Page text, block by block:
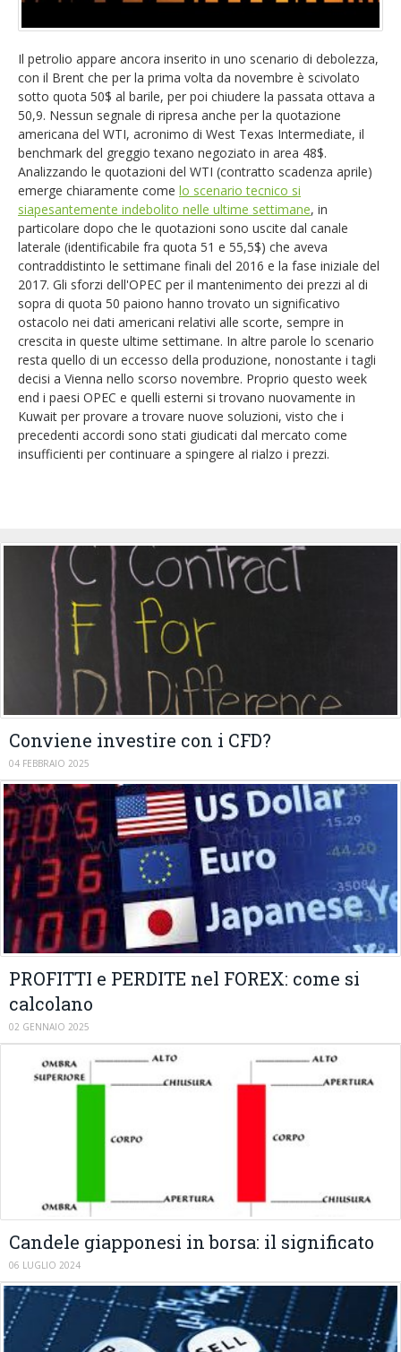
GBP/USD
Ftse Mib
Altri
English version
Il petrolio appare ancora inserito in uno scenario di debolezza,
con il Brent che per la prima volta da novembre è scivolato
sotto quota 50$ al barile, per poi chiudere la passata ottava a
50,9. Nessun segnale di ripresa anche per la quotazione
americana del WTI, acronimo di West Texas Intermediate, il
benchmark del greggio texano negoziato in area 48$.
Analizzando le quotazioni del WTI (contratto scadenza aprile)
emerge chiaramente come lo scenario tecnico si
siapesantemente indebolito nelle ultime settimane, in
particolare dopo che le quotazioni sono uscite dal canale
laterale (identificabile fra quota 51 e 55,5$) che aveva
contraddistinto le settimane finali del 2016 e la fase iniziale del
2017. Gli sforzi dell'OPEC per il mantenimento dei prezzi al di
sopra di quota 50 paiono hanno trovato un significativo
ostacolo nei dati americani relativi alle scorte, sempre in
crescita in queste ultime settimane. In altre parole lo scenario
resta quello di un eccesso della produzione, nonostante i tagli
decisi a Vienna nello scorso novembre. Proprio questo week
end i paesi OPEC e quelli esterni si trovano nuovamente in
Kuwait per provare a trovare nuove soluzioni, visto che i
precedenti accordi sono stati giudicati dal mercato come
insufficienti per continuare a spingere al rialzo i prezzi.
Conviene investire con i CFD?
04 FEBBRAIO 2025
PROFITTI e PERDITE nel FOREX: come si
calcolano
02 GENNAIO 2025
Candele giapponesi in borsa: il significato
06 LUGLIO 2024